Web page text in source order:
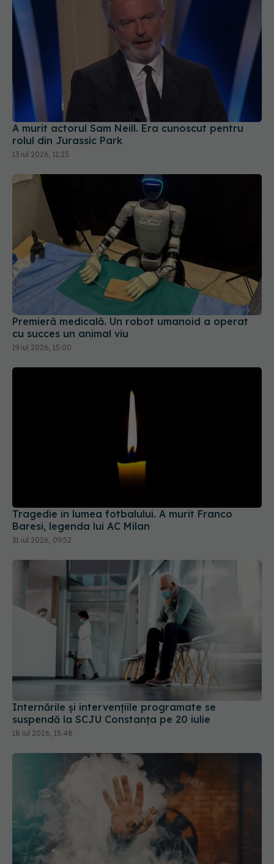
A murit actorul Sam Neill. Era cunoscut pentru
rolul din Jurassic Park
13 iul 2026, 11:23
Premieră medicală. Un robot umanoid a operat
cu succes un animal viu
19 iul 2026, 15:00
31 iul 2026, 09:52
Internările și intervențiile programate se
suspendă la SCJU Constanța pe 20 iulie
18 iul 2026, 15:48